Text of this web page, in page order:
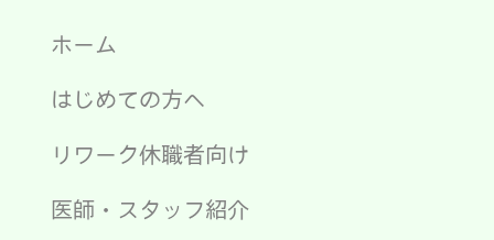
ホーム
はじめての方へ
リワーク休職者向け
医師・スタッフ紹介